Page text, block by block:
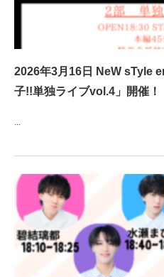
2026年3月16日 NeW sTyle
子!!単独ライブvol.4」開催！
...